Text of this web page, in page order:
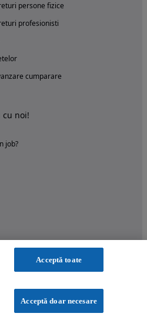
persone fizice
profesionisti
cumparare
cu noi!
job?
Acceptă toate
Acceptă doar necesare